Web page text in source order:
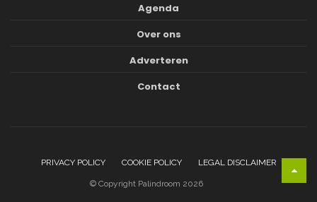
Agenda
Over ons
Adverteren
Contact
PRIVACY POLICY COOKIE POLICY LEGAL DISCLAIMER
© Copyright Palindroom 2026